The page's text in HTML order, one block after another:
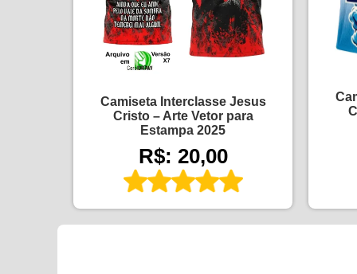
Camiseta Interclasse Jesus
Cristo – Arte Vetor para
Estampa 2025
R$: 20,00